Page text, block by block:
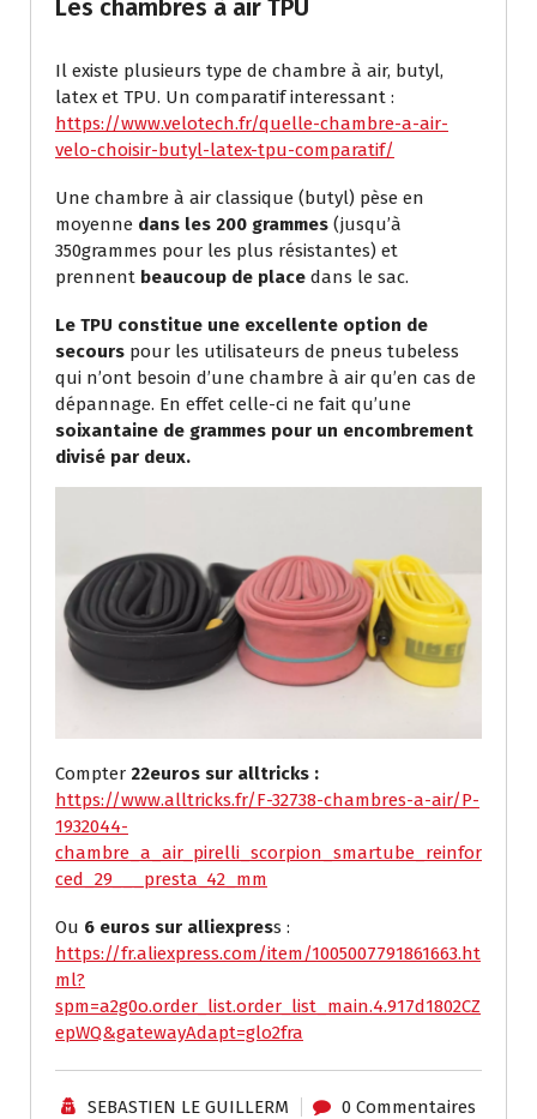
Les chambres à air TPU
Il existe plusieurs type de chambre à air, butyl,
latex et TPU. Un comparatif interessant :
https://www.velotech.fr/quelle-chambre-a-air-
velo-choisir-butyl-latex-tpu-comparatif/
Une chambre à air classique (butyl) pèse en
moyenne dans les 200 grammes (jusqu’à
350grammes pour les plus résistantes) et
prennent beaucoup de place dans le sac.
Le TPU constitue une excellente option de
secours pour les utilisateurs de pneus tubeless
qui n’ont besoin d’une chambre à air qu’en cas de
dépannage. En effet celle-ci ne fait qu’une
soixantaine de grammes pour un encombrement
divisé par deux.
Compter 22euros sur alltricks :
https://www.alltricks.fr/F-32738-chambres-a-air/P-
1932044-
chambre_a_air_pirelli_scorpion_smartube_reinfor
ced_29___presta_42_mm
Ou 6 euros sur alliexpress :
https://fr.aliexpress.com/item/1005007791861663.ht
ml?
spm=a2g0o.order_list.order_list_main.4.917d1802CZ
epWQ&gatewayAdapt=glo2fra
SEBASTIEN LE GUILLERM 0 Commentaires